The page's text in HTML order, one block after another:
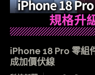
iPhone 18 Pro 零組
成加價伏線